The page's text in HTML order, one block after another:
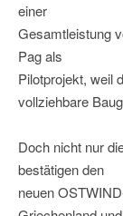
einer
Gesamtleistung
Pag als
Pilotprojekt, weil
vollziehbare
Doch nicht nur
bestätigen den
neuen